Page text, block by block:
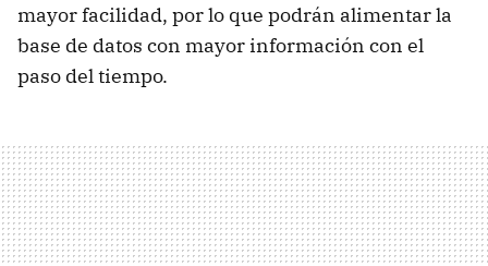
mayor facilidad, por lo que podrán alimentar la
base de datos con mayor información con el
paso del tiempo.